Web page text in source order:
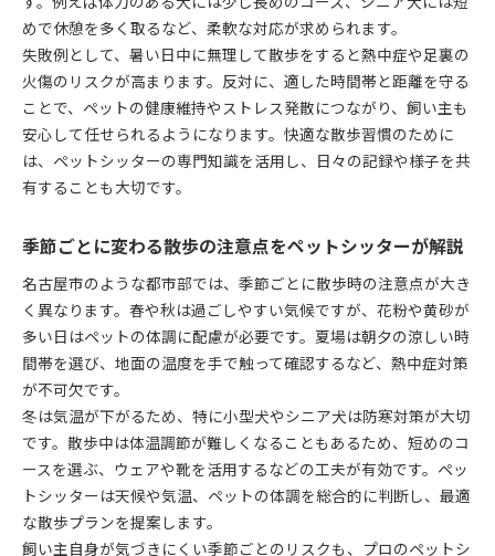
めで休憩を多く取るなど、柔軟な対応が求められます。
失敗例として、暑い日中に無理して散歩をすると熱中症や足裏の
火傷のリスクが高まります。反対に、適した時間帯と距離を守る
ことで、ペットの健康維持やストレス発散につながり、飼い主も
安心して任せられるようになります。快適な散歩習慣のために
は、ペットシッターの専門知識を活用し、日々の記録や様子を共
有することも大切です。
季節ごとに変わる散歩の注意点をペットシッターが解説
名古屋市のような都市部では、季節ごとに散歩時の注意点が大き
く異なります。春や秋は過ごしやすい気候ですが、花粉や黄砂が
多い日はペットの体調に配慮が必要です。夏場は朝夕の涼しい時
間帯を選び、地面の温度を手で触って確認するなど、熱中症対策
が不可欠です。
冬は気温が下がるため、特に小型犬やシニア犬は防寒対策が大切
です。散歩中は体温調節が難しくなることもあるため、短めのコ
ースを選ぶ、ウェアや靴を活用するなどの工夫が有効です。ペッ
トシッターは天候や気温、ペットの体調を総合的に判断し、最適
な散歩プランを提案します。
飼い主自身が気づきにくい季節ごとのリスクも、プロのペットシ